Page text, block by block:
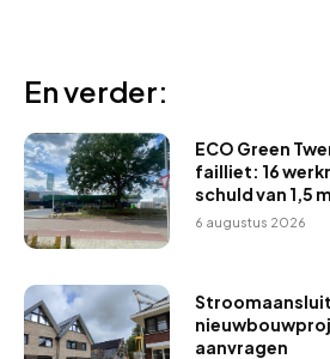
En verder:
ECO Green
failliet: 16
schuld van 1,5
6 augustus 2026
aanvragen